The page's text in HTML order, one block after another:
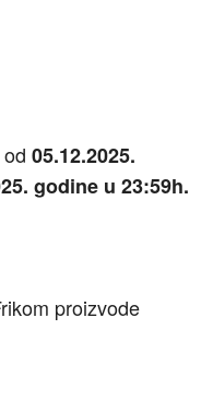
05.12.2025.
godine u 23:59h.
proizvode